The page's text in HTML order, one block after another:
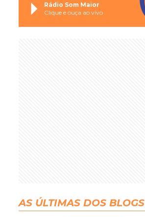
Rádio Som Maior
Clique e ouça ao vivo
AS ÚLTIMAS DOS BLOGS